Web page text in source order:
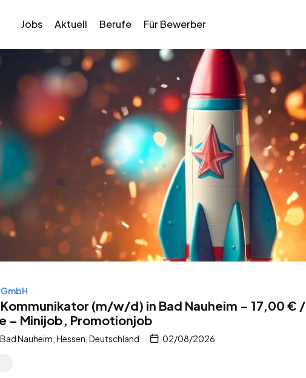
Jobs Aktuell Berufe Für Bewerber
(m/w/d) in Bad Nauheim – 17,00 € /
– Minijob, Promotionjob
Nauheim, Hessen, Deutschland 02/08/2026